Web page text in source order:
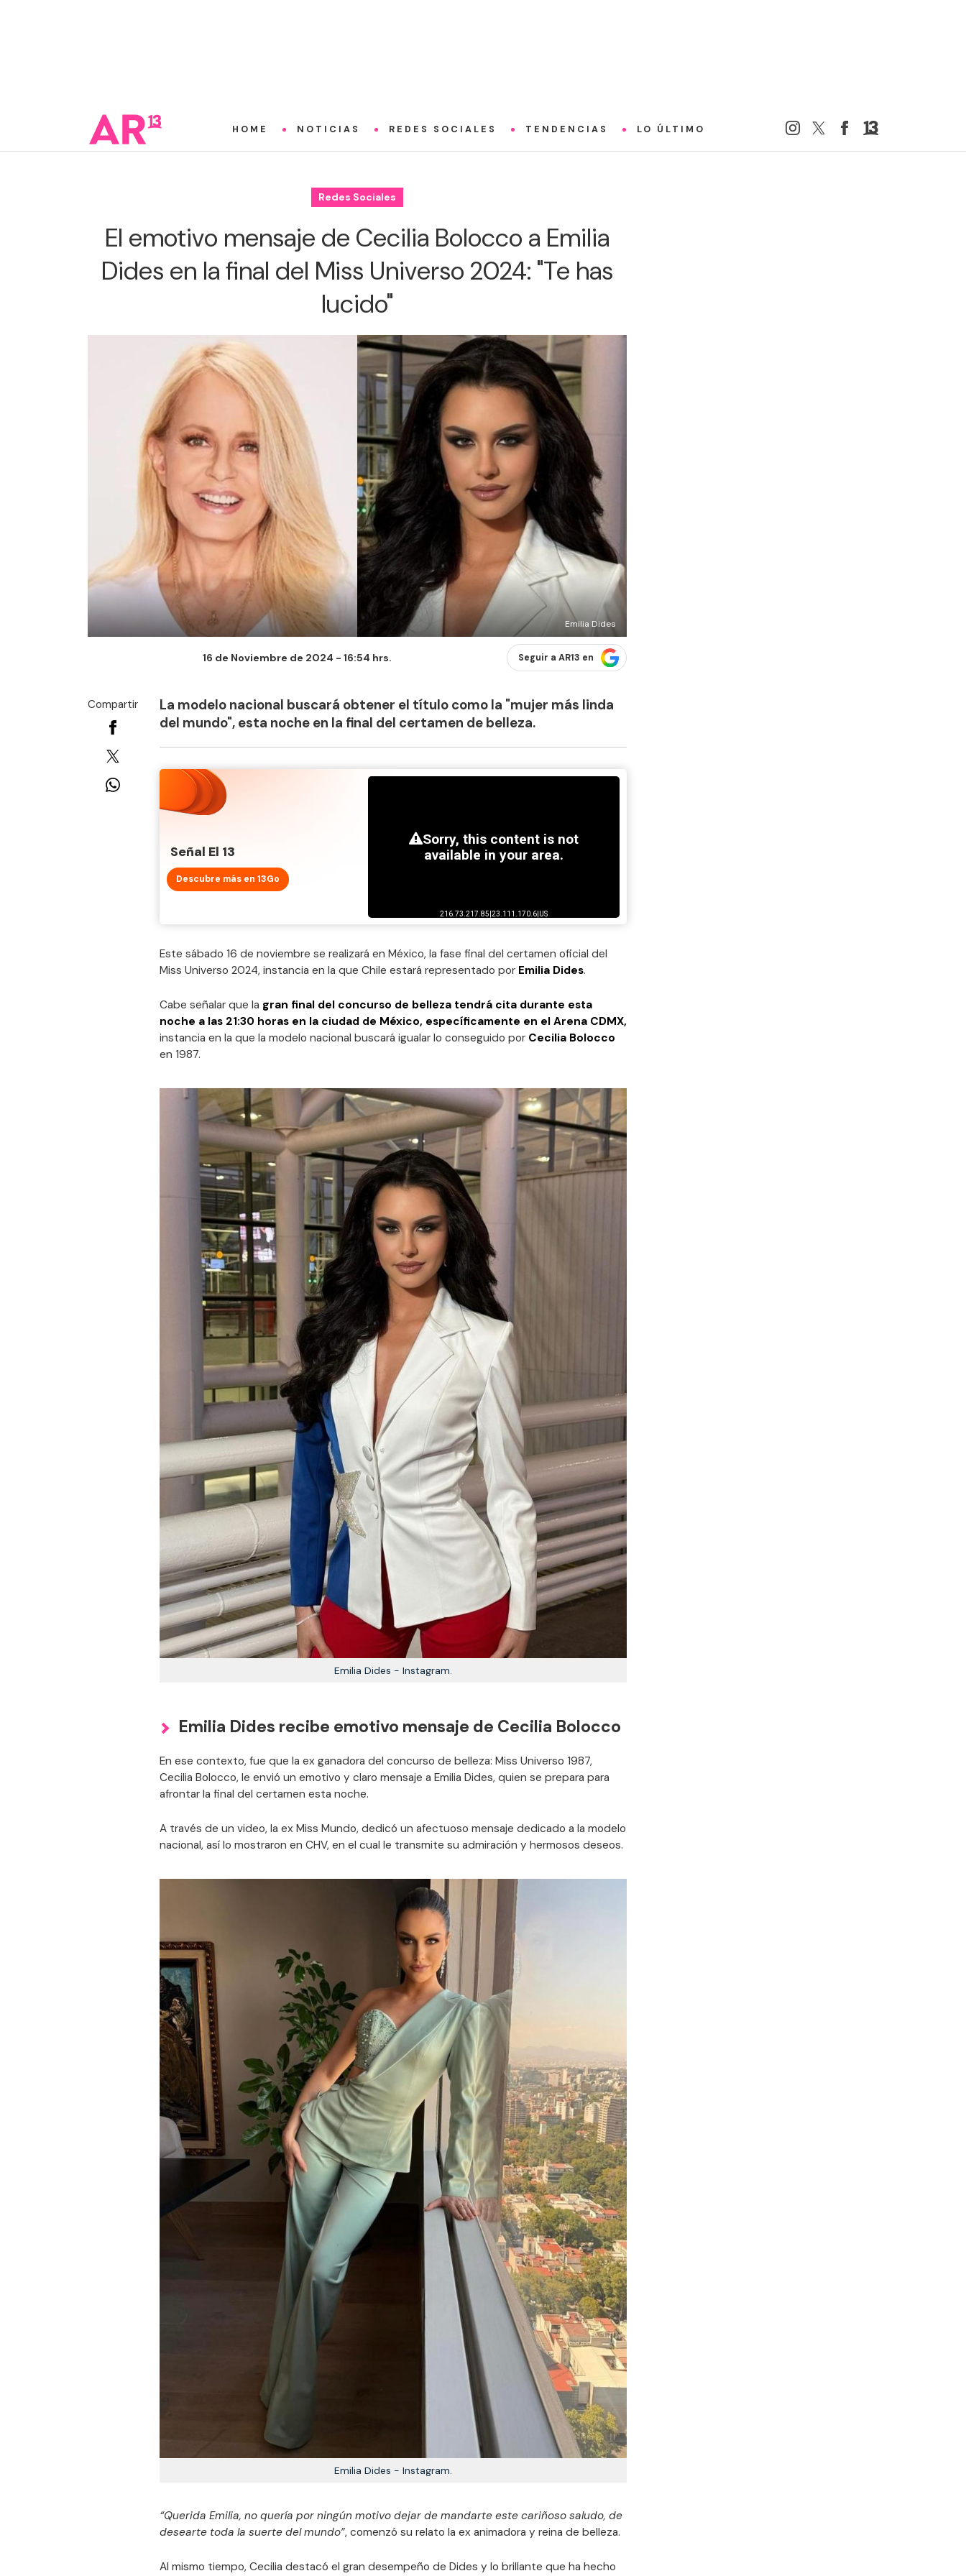
HOME NOTICIAS REDES SOCIALES TENDENCIAS LO ÚLTIMO
Redes Sociales
El emotivo mensaje de Cecilia Bolocco a Emilia
Dides en la final del Miss Universo 2024: "Te has
lucido"
Emilia Dides
16 de Noviembre de 2024 - 16:54 hrs. Seguir a AR13 en
Compartir
La modelo nacional buscará obtener el título como la "mujer más linda
del mundo", esta noche en la final del certamen de belleza.
Señal El 13
Descubre más en 13Go
Este sábado 16 de noviembre se realizará en México, la fase final del certamen oficial del
Miss Universo 2024, instancia en la que Chile estará representado por Emilia Dides.
Cabe señalar que la gran final del concurso de belleza tendrá cita durante esta
noche a las 21:30 horas en la ciudad de México, específicamente en el Arena CDMX,
instancia en la que la modelo nacional buscará igualar lo conseguido por Cecilia Bolocco
en 1987.
Emilia Dides - Instagram.
Emilia Dides recibe emotivo mensaje de Cecilia Bolocco
En ese contexto, fue que la ex ganadora del concurso de belleza: Miss Universo 1987,
Cecilia Bolocco, le envió un emotivo y claro mensaje a Emilia Dides, quien se prepara para
afrontar la final del certamen esta noche.
A través de un video, la ex Miss Mundo, dedicó un afectuoso mensaje dedicado a la modelo
nacional, así lo mostraron en CHV, en el cual le transmite su admiración y hermosos deseos.
Emilia Dides - Instagram.
“Querida Emilia, no quería por ningún motivo dejar de mandarte este cariñoso saludo, de
desearte toda la suerte del mundo”, comenzó su relato la ex animadora y reina de belleza.
Al mismo tiempo, Cecilia destacó el gran desempeño de Dides y lo brillante que ha hecho